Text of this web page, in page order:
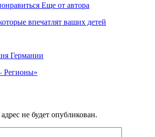
Еще от автора
впечатлят ваших детей
Германии
Регионы»
не будет опубликован.